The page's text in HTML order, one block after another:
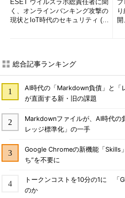
ESET ウイルスラボ総責任者に聞
く、オンラインバンキング攻撃の
現状とIoT時代のセキュリティ (1/
総合記事ランキング
AI時代の「Markdown負債」と「
が直面する新・旧の課題
Markdownファイルが、AI時代
レッジ標準化」の一手
Google Chromeの新機能「Skills
ち”を不要に
トークンコストを10分の1に 「
のか